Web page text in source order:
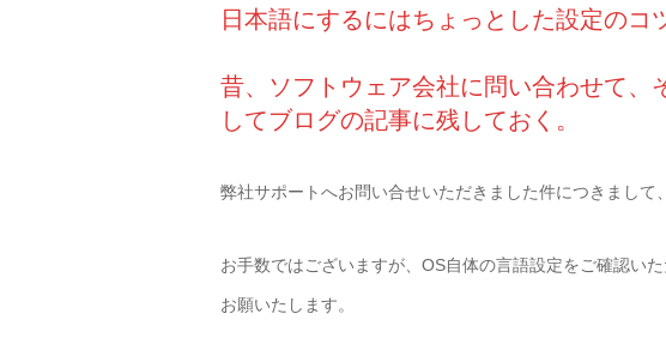
日本語にするにはちょっとした設定のコ
昔、ソフトウェア会社に問い合わせて、
してブログの記事に残しておく。
弊社サポートへお問い合せいただきました件につきまして
お手数ではございますが、OS自体の言語設定をご確認いた
お願いたします。